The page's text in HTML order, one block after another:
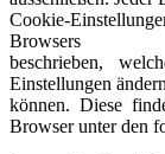
Cookie-
Browsers
beschrieben,
Einstellungen ändern
können. Diese
Browser unter den